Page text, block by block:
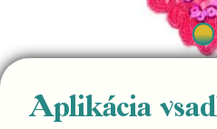
Aplikácia